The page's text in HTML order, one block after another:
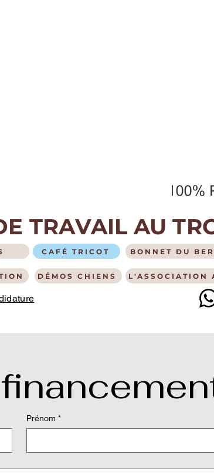
TRAVAIL AU
BONNET DU
CAFÉ TRICOT
DÉMOS CHIENS L'ASSOCIATION
Prénom *